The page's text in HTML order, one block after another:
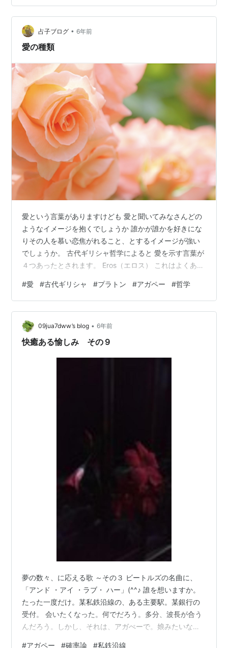
通う仲だ。 自分も含め一般社会の人はアイドルオタク＝
キモイって思ってるけど、この二人もご多分に漏れず気
持ち悪い。 特にひろたんは、キモオタなんて蔑称だから
使いたくないけど、デブで不潔そうで異臭がしそうだ
占子ブログ • 6年前
愛の種類
愛という言葉がありますけども 愛と聞いてみなさんどの
ようなイメージを抱くでしょうか 誰かが誰かを好きにな
りその人を慕い恋焦がれること、とするイメージが強い
でしょうか。 古代ギリシャ哲学によると 愛を示す言葉が
４つあったとされます。 Eros（エロス） これはよくあ
愛」を含むものを表します。 本能的、肉体的、男女間の
恋愛を表すものです。 Philia（フィリア） 友情、友人間
の友愛。性愛を含まない。友人間での信頼や結束、互い
を高め合ったり、連帯感を示すこと。 Storge（ストルゲ
ー） 家族愛。親兄弟、血縁関係の中に生まれる愛情のこ
#愛 #古代ギリシャ #プラトン #アガペー #哲学
09jua7dww’s blog • 6年前
快癒ある愉しみ その９
夢の数々、に応える歌 ～その３ ビートルズの名曲に、
「アンド ・アイ ・ラブ・ ハー」(^^♪ 誰を想いますか。
たった一度だけ。某私鉄沿線の、ある主要駅。某銀行の
受付。 会いたくなった。何でだろう。多分、波長が合う
んだろう。しかし、それは、アガぺーで。娘みたいな感
#アガペー #確率論 #私鉄沿線